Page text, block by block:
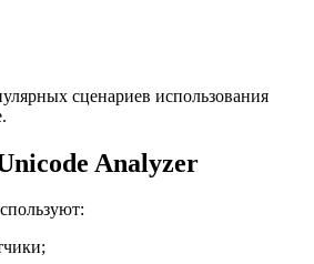
сценариев использования
Analyzer